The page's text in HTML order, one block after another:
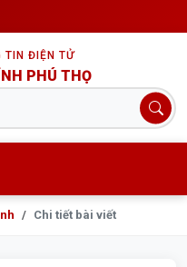
TIN ĐIỆN TỬ
PHÚ THỌ
Chi tiết bài viết